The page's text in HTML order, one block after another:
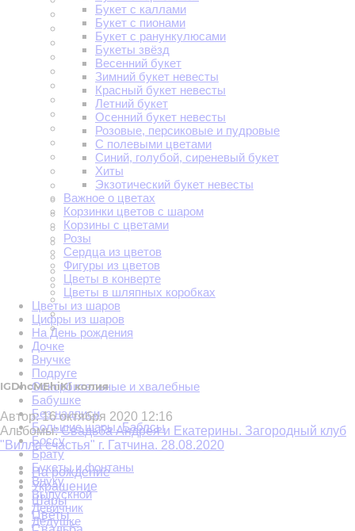
Букет с каллами
Букет с пионами
Букет с ранункулюсами
Букеты звёзд
Весенний букет
Зимний букет невесты
Красный букет невесты
Летний букет
Осенний букет невесты
Розовые, персиковые и пудровые
С полевыми цветами
Синий, голубой, сиреневый букет
Хиты
Экзотический букет невесты
Важное о цветах
Корзинки цветов с шаром
Корзины с цветами
Розы
Сердца из цветов
Фигуры из цветов
Цветы в конверте
Цветы в шляпных коробках
Цветы из шаров
Цифры из шаров
На День рождения
Дочке
Внучке
Подруге
Оскорбительные и хвалебные
Бабушке
Без надписи
Большие шары. Баблсы
Боссу
Брату
Букеты и фонтаны
Внуку
Выпускной
Девичник
Дедушке
IGDhcMEhiKI копия
Автор:16 октября 2020 12:16
Альбомы:Свадьба Андрея и Екатерины. Загородный клуб
"Вилла счастья" г. Гатчина. 28.08.2020
На рождение
Украшение
Шары
Цветы